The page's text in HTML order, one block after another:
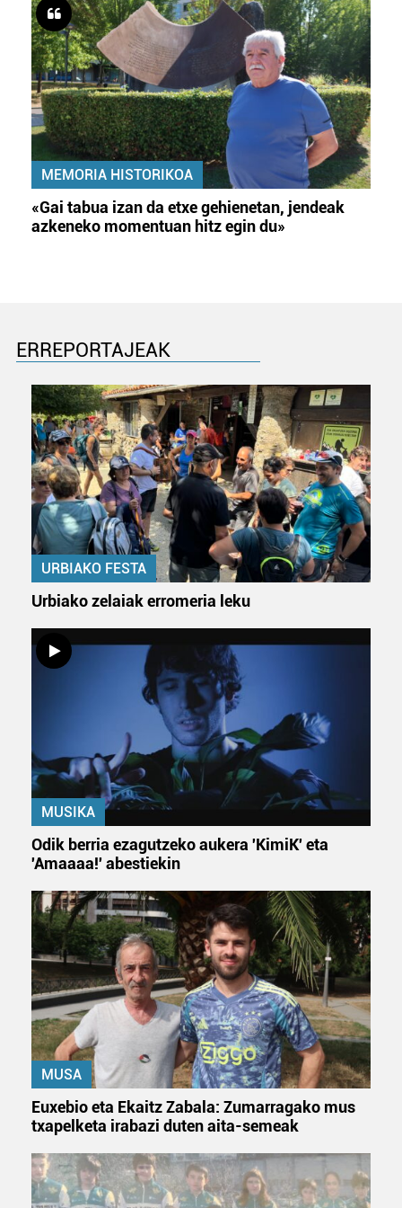
MEMORIA HISTORIKOA
«Gai tabua izan da etxe gehienetan, jendeak
azkeneko momentuan hitz egin du»
ERREPORTAJEAK
URBIAKO FESTA
Urbiako zelaiak erromeria leku
MUSIKA
Odik berria ezagutzeko aukera 'KimiK' eta
'Amaaaa!' abestiekin
MUSA
Euxebio eta Ekaitz Zabala: Zumarragako mus
txapelketa irabazi duten aita-semeak